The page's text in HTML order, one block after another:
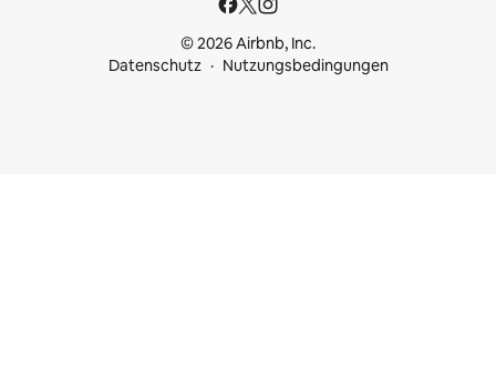
© 2026 Airbnb, Inc.
Datenschutz
Nutzungsbedingungen